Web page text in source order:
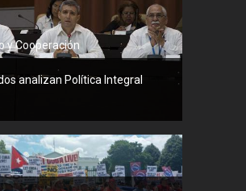
y Cooperación
analizan Política Integral